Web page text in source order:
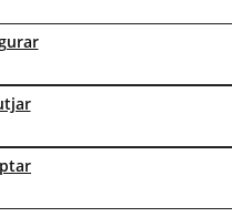
Política de Privacitat